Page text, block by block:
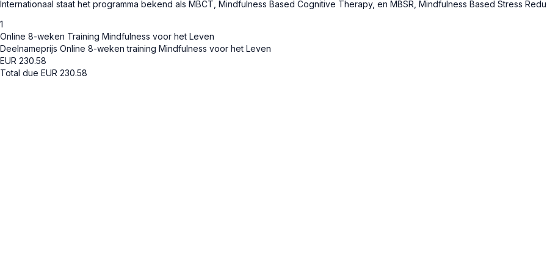
Internationaal staat het programma bekend als MBCT, Mindfulness Based Cognitive Therapy, en MBSR, Mindfulness Based Stress
1
Online 8-weken Training Mindfulness voor het Leven
Deelnameprijs Online 8-weken training Mindfulness voor het Leven
EUR 230.58
Total due EUR 230.58